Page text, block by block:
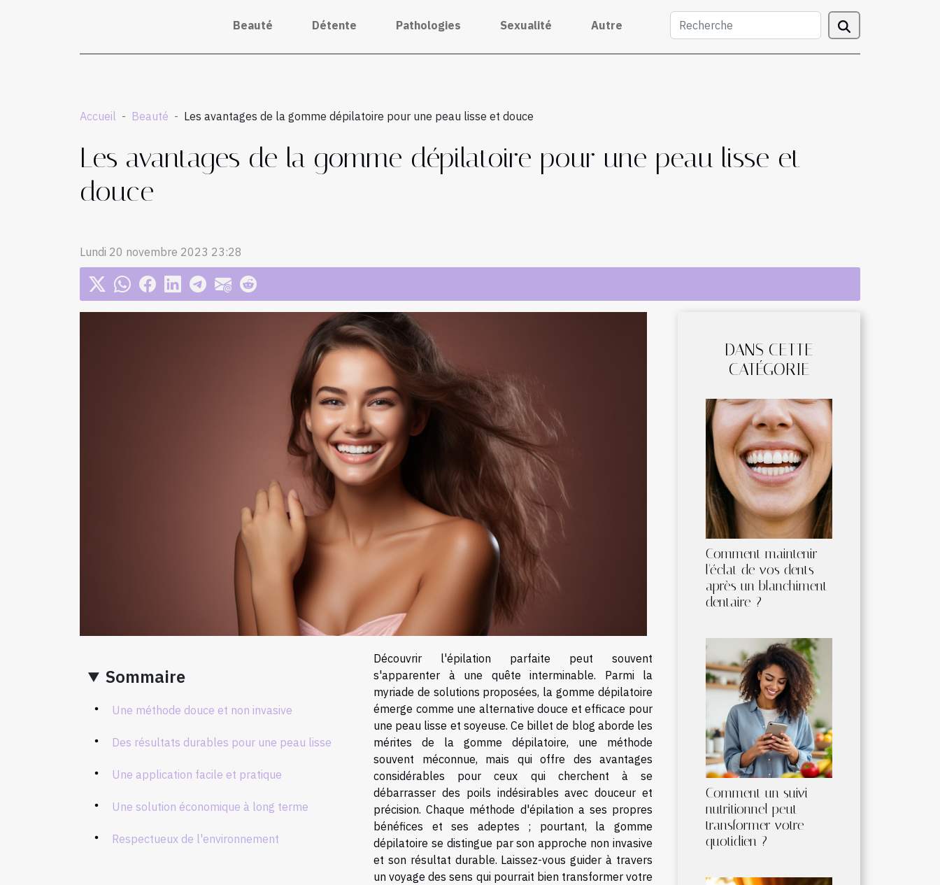
Beauté Détente Pathologies Sexualité Autre
Accueil Beauté Les avantages de la gomme dépilatoire pour une peau lisse et douce
Les avantages de la gomme dépilatoire pour une peau lisse et
douce
Lundi 20 novembre 2023 23:28
Sommaire
Une méthode douce et non invasive
Des résultats durables pour une peau lisse
Une application facile et pratique
Une solution économique à long terme
Respectueux de l'environnement
Découvrir l'épilation parfaite peut souvent
s'apparenter à une quête interminable. Parmi la
myriade de solutions proposées, la gomme dépilatoire
émerge comme une alternative douce et efficace pour
une peau lisse et soyeuse. Ce billet de blog aborde les
mérites de la gomme dépilatoire, une méthode
souvent méconnue, mais qui offre des avantages
considérables pour ceux qui cherchent à se
débarrasser des poils indésirables avec douceur et
précision. Chaque méthode d'épilation a ses propres
bénéfices et ses adeptes ; pourtant, la gomme
dépilatoire se distingue par son approche non invasive
et son résultat durable. Laissez-vous guider à travers
un voyage des sens qui pourrait bien transformer votre
DANS CETTE
CATÉGORIE
Comment maintenir
l'éclat de vos dents
après un blanchiment
dentaire ?
Comment un suivi
nutritionnel peut
transformer votre
quotidien ?